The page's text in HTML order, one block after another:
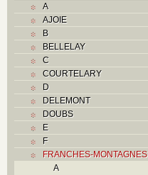
A
AJOIE
B
BELLELAY
C
COURTELARY
D
DELEMONT
DOUBS
E
F
FRANCHES-MONTAGNES
A